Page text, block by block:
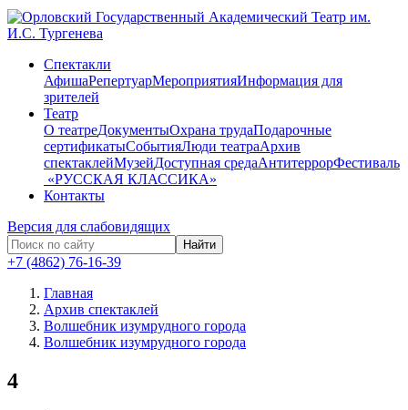
Спектакли
АфишаРепертуарМероприятияИнформация для
зрителей
Театр
О театреДокументыОхрана трудаПодарочные
сертификатыСобытияЛюди театраАрхив
спектаклейМузейДоступная средаАнтитеррорФестиваль
​ «РУССКАЯ КЛАССИКА»
Контакты
Версия для слабовидящих
Найти
+7 (4862) 76-16-39
Главная
Архив спектаклей
Волшебник изумрудного города
Волшебник изумрудного города
4